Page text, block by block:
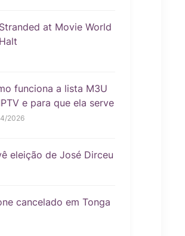
at Movie World
funciona a lista M3U
e para que ela serve
2026
eleição de José Dirceu
cancelado em Tonga